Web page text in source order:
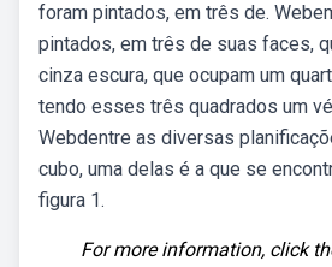
foram pintados, em três de.
pintados, em três de suas faces,
cinza escura, que ocupam um
tendo esses três quadrados um
Webdentre as diversas
cubo, uma delas é a que se
figura 1.
For more information, click